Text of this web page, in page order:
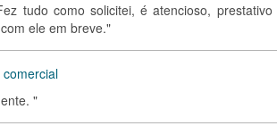
tudo como solicitei, é atencioso,
ele em breve."
"